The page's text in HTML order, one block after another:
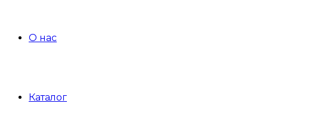
О нас
Каталог